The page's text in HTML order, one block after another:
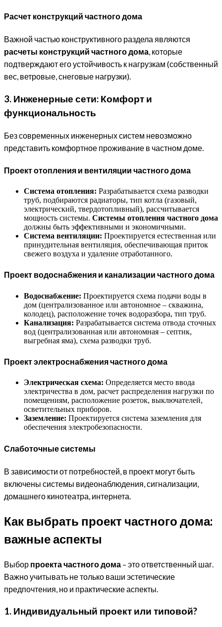
Расчет конструкций частного дома
Важной частью конструктивного раздела являются
расчеты конструкций частного дома, которые
подтверждают его устойчивость к нагрузкам (собственный
вес, ветровые, снеговые нагрузки).
3. Инженерные сети: Комфорт и
функциональность
Без современных инженерных систем невозможно
представить комфортное проживание в частном доме.
Проект отопления и вентиляции частного дома
Система отопления: Разрабатывается схема разводки
труб, подбираются радиаторы, тип котла (газовый,
электрический, твердотопливный), рассчитывается
мощность системы. Системы отопления частного дома
должны быть эффективными и экономичными.
Система вентиляции: Проектируется естественная или
принудительная вентиляция, обеспечивающая приток
свежего воздуха и удаление отработанного.
Проект водоснабжения и канализации частного дома
Водоснабжение: Проектируется схема подачи воды в
дом (централизованное или автономное – скважина,
колодец), расположение точек водоразбора, тип труб.
Канализация: Разрабатывается система отвода сточных
вод (централизованная или автономная – септик,
выгребная яма), схема разводки труб.
Проект электроснабжения частного дома
Электрическая схема: Определяется место ввода
электричества в дом, расчет распределения нагрузки по
помещениям, расположение розеток, выключателей,
осветительных приборов.
Заземление: Проектируется система заземления для
обеспечения электробезопасности.
Слаботочные системы
В зависимости от потребностей, в проект могут быть
включены системы видеонаблюдения, сигнализации,
домашнего кинотеатра, интернета.
Как выбрать проект частного дома:
важные аспекты
Выбор проекта частного дома – это ответственный шаг.
Важно учитывать не только ваши эстетические
предпочтения, но и практические аспекты.
1. Индивидуальный проект или типовой?